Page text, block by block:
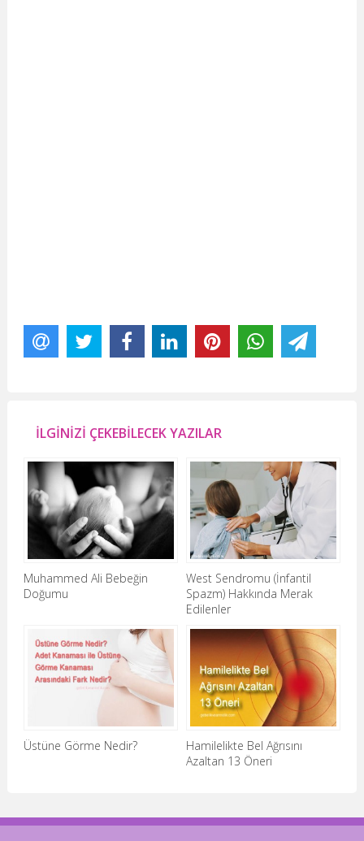
İLGİNİZİ ÇEKEBİLECEK YAZILAR
Muhammed Ali Bebeğin
Doğumu
West Sendromu (İnfantil
Spazm) Hakkında Merak
Edilenler
Üstüne Görme Nedir?
Hamilelikte Bel Ağrısını
Azaltan 13 Öneri